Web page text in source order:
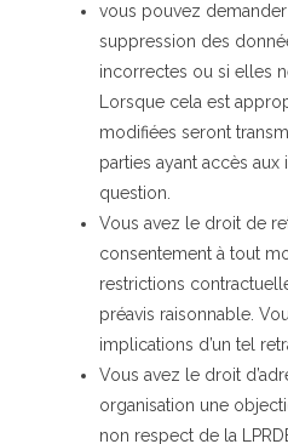
vous pouvez
suppression des
incorrectes ou si elles
Lorsque cela est
modifiées seront
parties ayant accès aux
question.
Vous avez le droit de
consentement à tout
restrictions
préavis raisonnable.
implications d’un tel
Vous avez le droit
organisation une
non respect de la